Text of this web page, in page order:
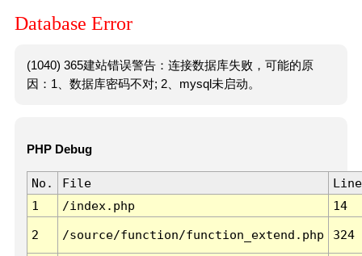
Database Error
(1040) 365建站错误警告：连接数据库失败，可能的原
因：1、数据库密码不对; 2、mysql未启动。
PHP Debug
No. File
Line
1
/index.php 14
2 /source/function/function_extend.php 324